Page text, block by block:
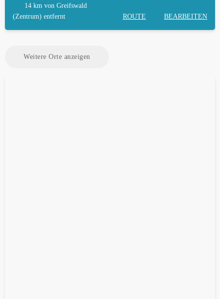
14 km von Greifswald
(Zentrum) entfernt
ROUTE BEARBEITEN
Weitere Orte anzeigen